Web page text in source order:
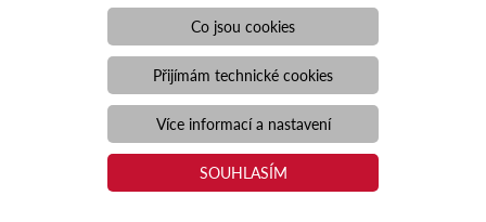
Responzivní webPuxdesign | agrics.cz © 2021
Toto jsou internetové stránky společnosti AGRI CS a. s., se sídlem
v Hustopečích, Hybešova 14, PSČ 69301, IČO 26243334,
zapsané v OR vedeném Krajským soudem v Brně, oddíl B, vložka
3582. Společnost AGRI CS a.s. je členem koncernu AGROFERT
řízeného společností AGROFERT, a.s., IČO 26185610, se sídlem
na adrese Pyšelská 2327/2, Chodov, 149 00 Praha 4.
a-finance.cz
Co jsou cookies
Přijímám technické cookies
Více informací a nastavení
SOUHLASÍM